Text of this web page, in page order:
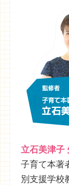
立石美津子
子育て本著
別支援学校